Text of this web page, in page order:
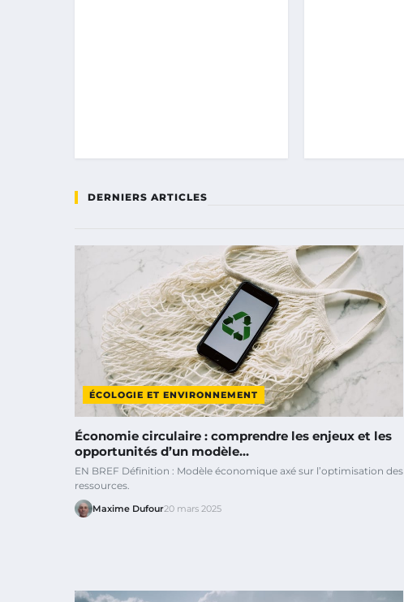
DERNIERS ARTICLES
ÉCOLOGIE ET ENVIRONNEMENT
Économie circulaire : comprendre les enjeux et les
opportunités d’un modèle…
EN BREF Définition : Modèle économique axé sur l’optimisation des
ressources.
Maxime Dufour20 mars 2025